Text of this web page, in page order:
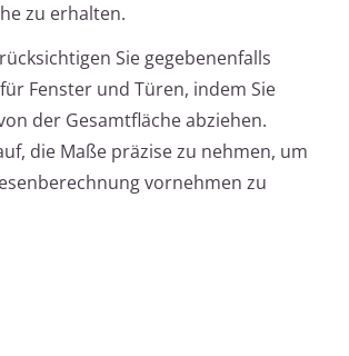
zu erhalten.
Sie gegebenenfalls
Fenster und Türen, indem Sie
der Gesamtfläche abziehen.
die Maße präzise zu nehmen, um
vornehmen zu